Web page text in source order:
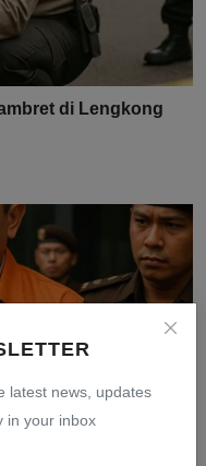
latest news, updates
in your inbox
di Lengkong